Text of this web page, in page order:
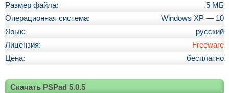
Размер файла:
5 МБ
Операционная система:
Windows XP — 10
Язык:
русский
Лицензия:
Freeware
Цена:
бесплатно
Скачать PSPad 5.0.5